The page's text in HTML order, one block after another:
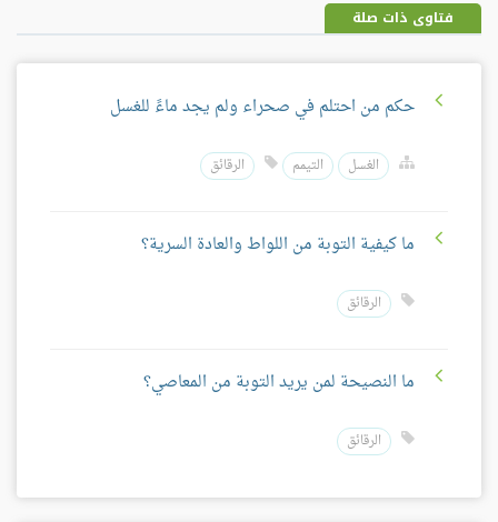
فتاوى ذات صلة
حكم من احتلم في صحراء ولم يجد ماءً للغسل
الغسل التيمم الرقائق
ما كيفية التوبة من اللواط والعادة السرية؟
الرقائق
ما النصيحة لمن يريد التوبة من المعاصي؟
الرقائق